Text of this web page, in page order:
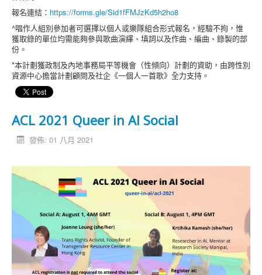
報名連結： https://forms.gle/Sid1fFMJzKd5h2ho8
^唱作人組別參加者可選擇以個人或樂隊組合形式報名，經驗不拘，惟
獲取錄的單位均需能夠參與歌曲演繹、填詞以及作曲、編曲、錄製的部
份。
*本計劃獲政制及內地事務局平等機會（性傾向）計劃的資助，由跨性別
資源中心擔當計劃顧問及社企《一個人一首歌》全力支持。
ACL 2021 Queer in AI Social
發佈: 01 八月 2021